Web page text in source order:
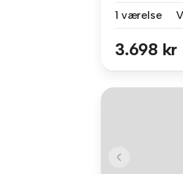
1 værelse
3.698 kr